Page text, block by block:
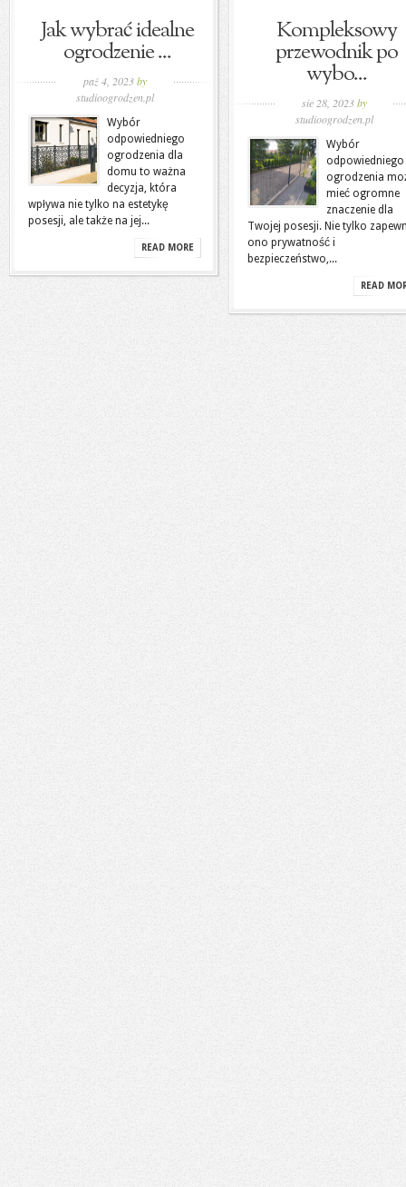
Jak wybrać idealne
ogrodzenie ...
paź 4, 2023by
studioogrodzen.pl
Wybór
odpowiedniego
ogrodzenia dla
domu to ważna
decyzja, która
wpływa nie tylko na estetykę
posesji, ale także na jej...
READ MORE
Kompleksowy
przewodnik po
wybo...
sie 28, 2023by
studioogrodzen.pl
Wybór
odpowiedniego
ogrodzenia
mieć ogromne
znaczenie dla
Twojej posesji. Nie tylko
ono prywatność i
bezpieczeństwo,...
READ